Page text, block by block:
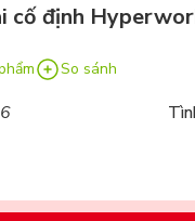
cố định
So sánh